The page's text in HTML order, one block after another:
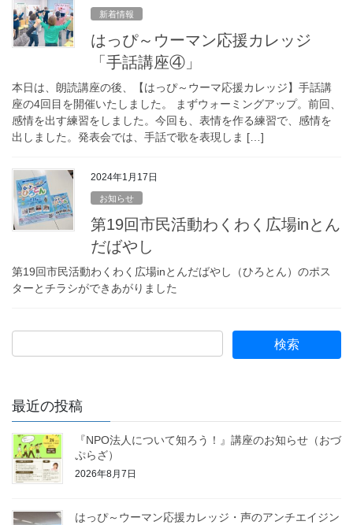
新着情報
はっぴ～ウーマン応援カレッジ
「手話講座④」
本日は、朗読講座の後、【はっぴ～ウーマ応援カレッジ】手話講
座の4回目を開催いたしました。 まずウォーミングアップ。前回、
感情を出す練習をしました。今回も、表情を作る練習で、感情を
出しました。発表会では、手話で歌を表現しま […]
2024年1月17日
お知らせ
第19回市民活動わくわく広場inとん
だばやし
第19回市民活動わくわく広場inとんだばやし（ひろとん）のポス
ターとチラシができあがりました
最近の投稿
『NPO法人について知ろう！』講座のお知らせ（おづ
ぷらざ）
2026年8月7日
はっぴ～ウーマン応援カレッジ・声のアンチエイジン